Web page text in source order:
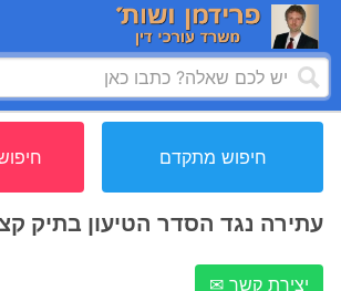
חיפוש מתקדם
עתירה נגד הסדר הטיעון בתיק
יצירת קשר ✉